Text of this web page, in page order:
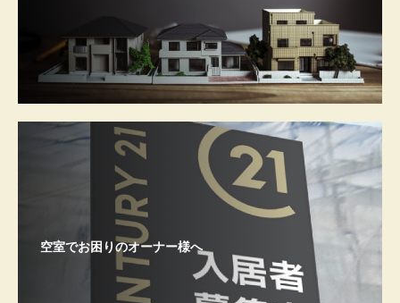
空室でお困りのオーナー様へ